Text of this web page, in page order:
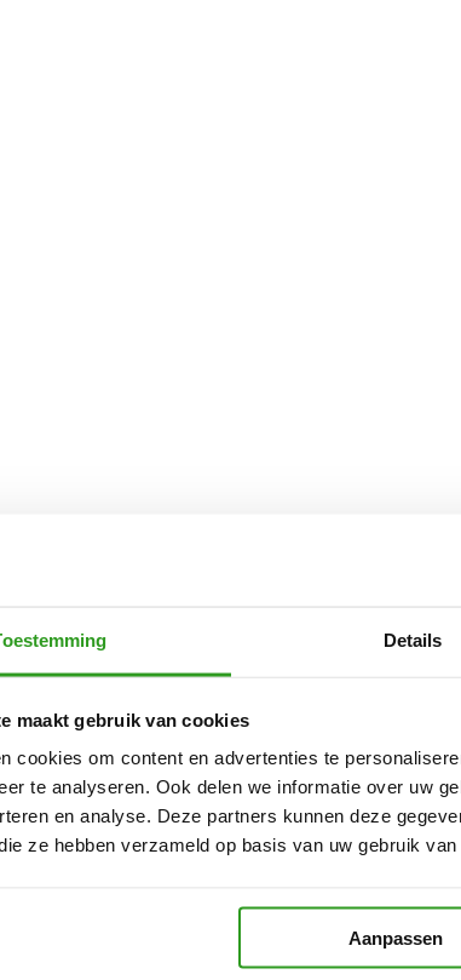
Details
maakt gebruik van cookies
cookies om content en advertenties te
te analyseren. Ook delen we informatie over uw
en analyse. Deze partners kunnen deze
ze hebben verzameld op basis van uw gebruik
Aanpassen